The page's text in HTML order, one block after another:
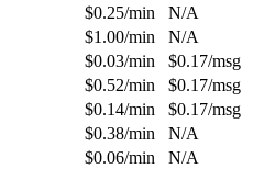
$0.25/min
N/A
$1.00/min
N/A
$0.03/min $0.17/msg
$0.52/min $0.17/msg
$0.14/min $0.17/msg
$0.38/min
N/A
$0.06/min
N/A